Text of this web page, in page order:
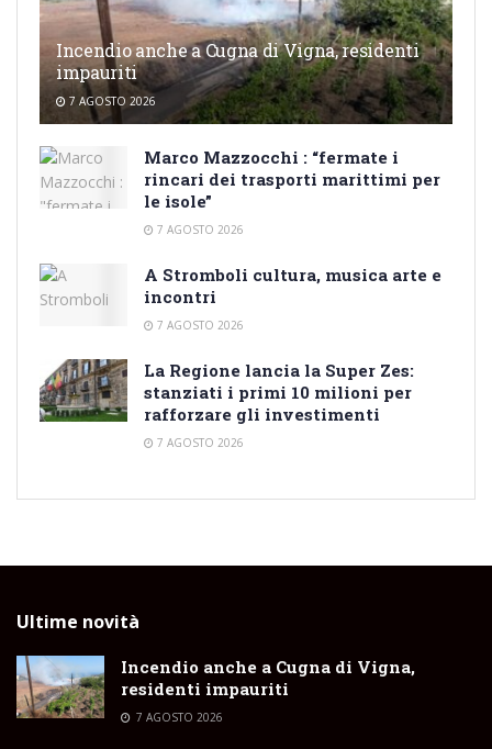
Incendio anche a Cugna di Vigna, residenti
impauriti
7 AGOSTO 2026
Marco Mazzocchi : “fermate i
rincari dei trasporti marittimi per
le isole”
7 AGOSTO 2026
A Stromboli cultura, musica arte e
incontri
7 AGOSTO 2026
La Regione lancia la Super Zes:
stanziati i primi 10 milioni per
rafforzare gli investimenti
7 AGOSTO 2026
Ultime novità
Incendio anche a Cugna di Vigna,
residenti impauriti
7 AGOSTO 2026